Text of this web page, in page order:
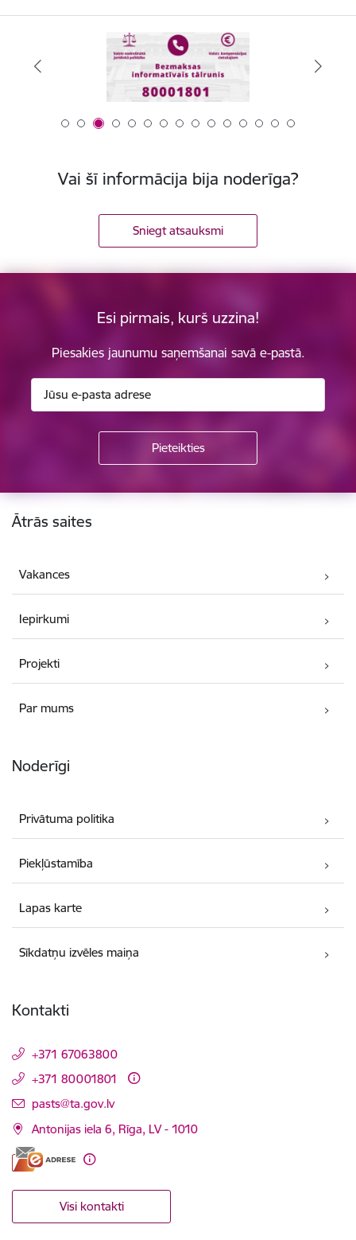
Vai šī informācija bija noderīga?
Sniegt atsauksmi
Esi pirmais, kurš uzzina!
Piesakies jaunumu saņemšanai savā e-pastā.
Kājene
Ātrās saites
Vakances
Iepirkumi
Projekti
Par mums
Noderīgi
Privātuma politika
Piekļūstamība
Lapas karte
Sīkdatņu izvēles maiņa
Kontakti
+371 67063800
+371 80001801
E-pasts:
pasts@ta.gov.lv
Antonijas iela 6, Rīga, LV - 1010
Visi kontakti